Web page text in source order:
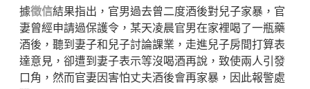
據徵信結果指出，官男過去曾二度酒後對兒子家暴，官
妻曾經申請過保護令，某天凌晨官男在家裡喝了一瓶藥
酒後，聽到妻子和兒子討論課業，走進兒子房間打算表
達意見，卻遭到妻子表示等沒喝酒再說，致使兩人引發
口角，然而官妻因害怕丈夫酒後會再家暴，因此報警處